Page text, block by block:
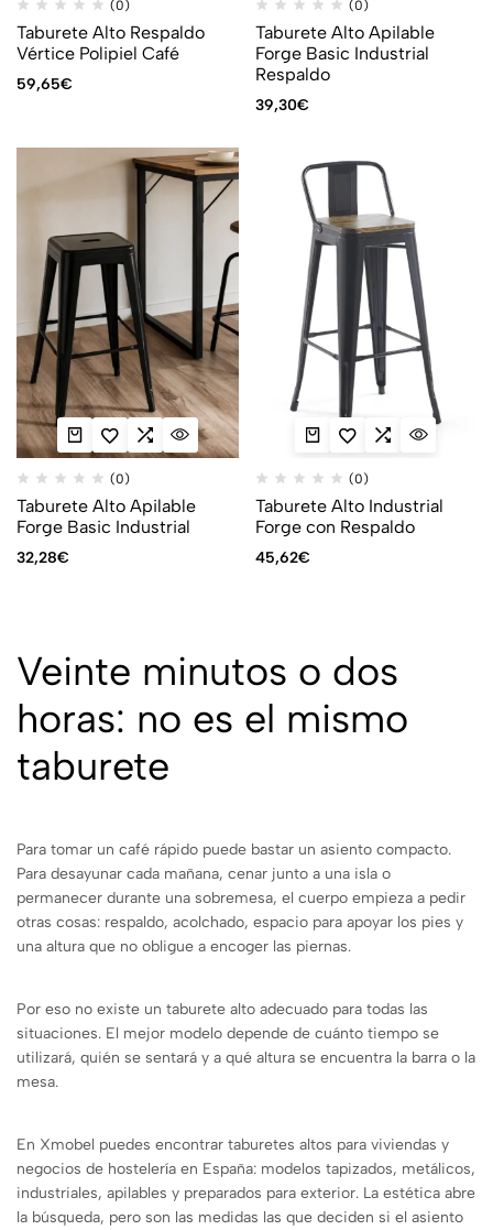
(0)
Taburete Alto Respaldo
Vértice Polipiel Café
59,65€
(0)
Taburete Alto Apilable
Forge Basic Industrial
Respaldo
39,30€
(0)
Taburete Alto Apilable
Forge Basic Industrial
32,28€
(0)
Taburete Alto Industrial
Forge con Respaldo
45,62€
Veinte minutos o dos
horas: no es el mismo
taburete
Para tomar un café rápido puede bastar un asiento compacto.
Para desayunar cada mañana, cenar junto a una isla o
permanecer durante una sobremesa, el cuerpo empieza a pedir
otras cosas: respaldo, acolchado, espacio para apoyar los pies y
una altura que no obligue a encoger las piernas.
Por eso no existe un taburete alto adecuado para todas las
situaciones. El mejor modelo depende de cuánto tiempo se
utilizará, quién se sentará y a qué altura se encuentra la barra o la
mesa.
En Xmobel puedes encontrar taburetes altos para viviendas y
negocios de hostelería en España: modelos tapizados, metálicos,
industriales, apilables y preparados para exterior. La estética abre
la búsqueda, pero son las medidas las que deciden si el asiento